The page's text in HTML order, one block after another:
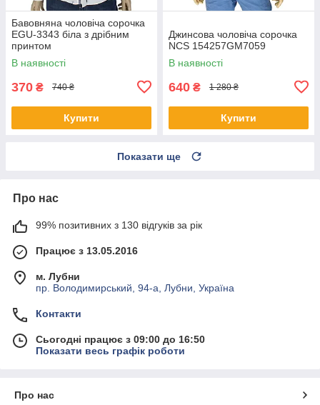
Бавовняна чоловіча сорочка
EGU-3343 біла з дрібним
принтом
В наявності
370 ₴ 740 ₴
Купити
Джинсова чоловіча сорочка
NCS 154257GM7059
В наявності
640 ₴ 1 280 ₴
Купити
Показати ще
Про нас
99% позитивних з 130 відгуків за рік
Працює з 13.05.2016
м. Лубни
пр. Володимирський, 94-а, Лубни, Україна
Контакти
Сьогодні працює з 09:00 до 16:50
Показати весь графік роботи
Про нас